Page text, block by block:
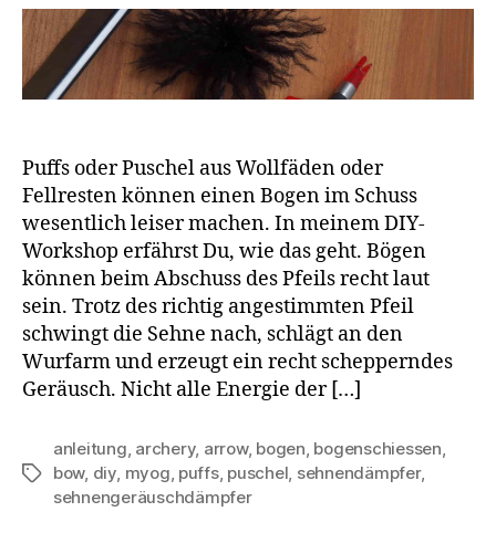
Puffs oder Puschel aus Wollfäden oder
Fellresten können einen Bogen im Schuss
wesentlich leiser machen. In meinem DIY-
Workshop erfährst Du, wie das geht. Bögen
können beim Abschuss des Pfeils recht laut
sein. Trotz des richtig angestimmten Pfeil
schwingt die Sehne nach, schlägt an den
Wurfarm und erzeugt ein recht schepperndes
Geräusch. Nicht alle Energie der […]
Schlagwörter
anleitung archery, arrow, bogen bogenschiessen
bow, diy myog puffs, puschel sehnendämpfer,
sehnengeräuschdämpfer